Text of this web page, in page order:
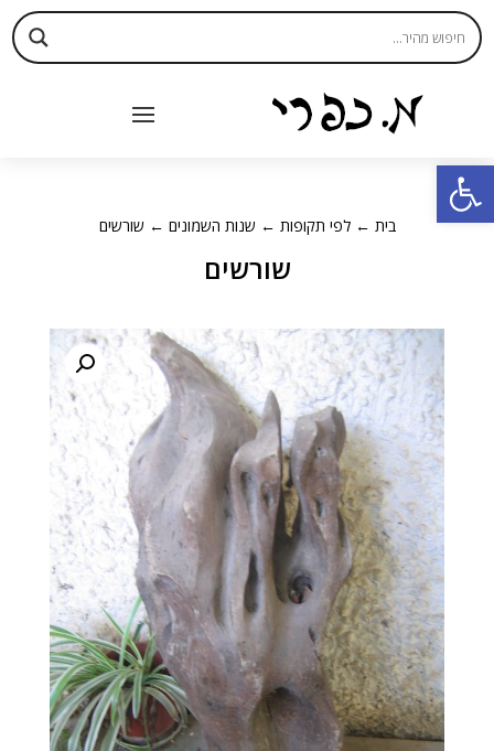
פתח סרגל נגישות
בית ←לפי תקופות ← שנות השמונים ← שורשים
שורשים